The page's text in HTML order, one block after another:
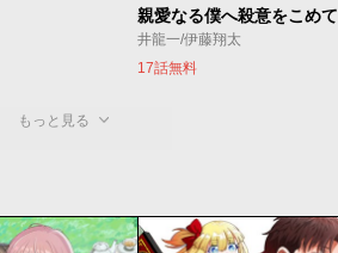
親愛なる僕へ殺意をこめて
井龍一/伊藤翔太
17話無料
もっと見る